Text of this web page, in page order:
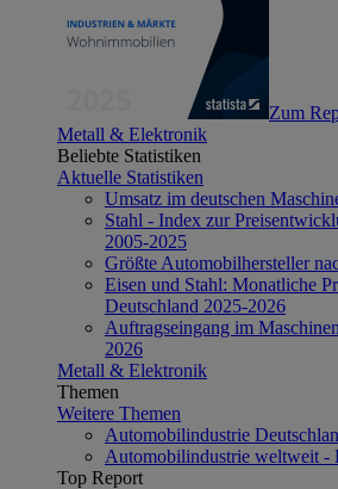
Zum
Metall & Elektronik
Beliebte Statistiken
Aktuelle Statistiken
Umsatz im deutschen
Stahl - Index zur
2005-2025
Größte Automobilhersteller
Eisen und Stahl: Monatliche
Deutschland 2025-2026
Auftragseingang im
2026
Metall & Elektronik
Themen
Weitere Themen
Automobilindustrie
Automobilindustrie weltweit -
Top Report